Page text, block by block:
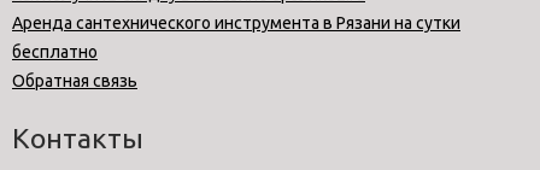
Аренда сантехнического инструмента в Рязани на сутки
бесплатно
Обратная связь
Контакты